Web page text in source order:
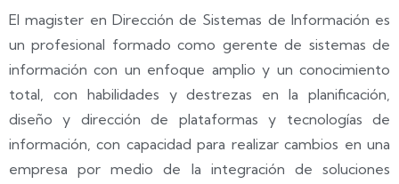
El magister en Dirección de Sistemas de Información es
un profesional formado como gerente de sistemas de
información con un enfoque amplio y un conocimiento
total, con habilidades y destrezas en la planificación,
diseño y dirección de plataformas y tecnologías de
información, con capacidad para realizar cambios en una
empresa por medio de la integración de soluciones